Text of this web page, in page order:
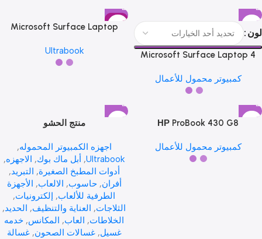
HP
Kodak Kodak
لون
Microsoft Surface Laptop 4
كمبيوتر محمول للأعمال
حار
Microsoft Surface Laptop
Ultrabook
НР ProBook 430 G8
كمبيوتر محمول للأعمال
منتج الحشو
اجهزه الكمبيوتر المحموله,
Ultrabook
, أبل ماك بوك, الاجهزه,
أدوات المطبخ الصغيرة, التبريد,
أفران,حاسوب, الالعاب, الأجهزة
الطرفية للألعاب, إلكترونيات,
الثلاجات, العناية والتنظيف, الحديد,
الخلاطات, العاب, المكانس, خدمه
غسيل,غسالات الصحون,غسالة